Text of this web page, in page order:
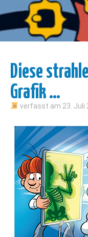
Diese
Grafik …
verfasst am 23. Juli